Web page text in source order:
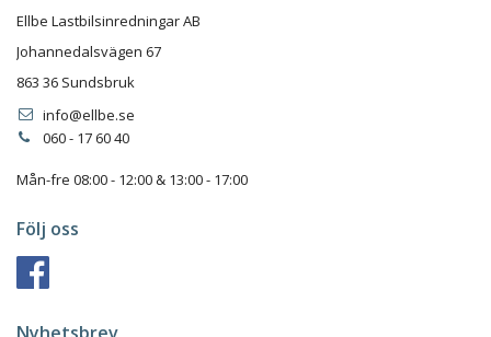
Ellbe Lastbilsinredningar AB
Johannedalsvägen 67
863 36 Sundsbruk
info@ellbe.se
060 - 17 60 40
Mån-fre 08:00 - 12:00 & 13:00 - 17:00
Följ oss
Nyhetsbrev